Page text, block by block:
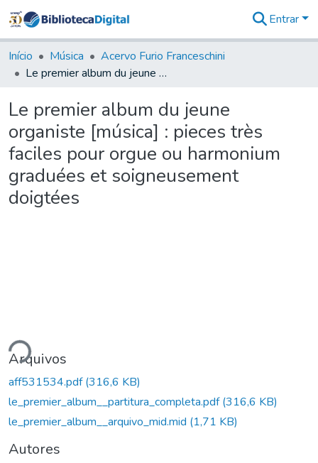
&
Coleções
Tudo na
Digital
Estatísticas
Entrar
Início Música
Acervo Furio Franceschini
Le premier album du jeune organiste [música] : pieces très faciles pour orgue ou harmonium graduées et soigneusement doigtées
Le premier album du jeune
organiste [música] : pieces très
faciles pour orgue ou harmonium
graduées et soigneusement
doigtées
Arquivos
aff531534.pdf(316,6 KB)
le_premier_album__partitura_completa.pdf(316,6 KB)
le_premier_album__arquivo_mid.mid (1,71 KB)
Autores